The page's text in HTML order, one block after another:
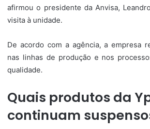
afirmou o presidente da Anvisa,
visita à unidade.
De acordo com a agência, a empresa
nas linhas de produção e nos
qualidade.
Quais produtos da
continuam